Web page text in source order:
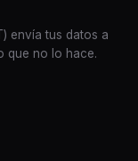
envía tus datos a
que no lo hace.